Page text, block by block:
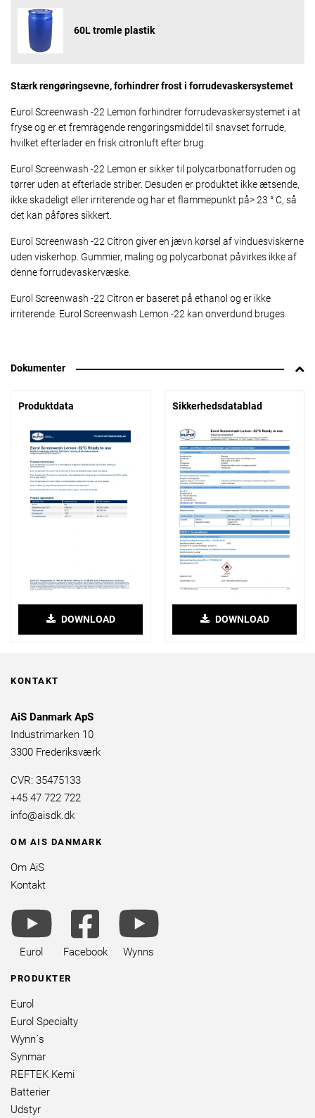
60L tromle plastik
Stærk rengøringsevne, forhindrer frost i forrudevaskersystemet
Eurol Screenwash -22 Lemon forhindrer forrudevaskersystemet i at
fryse og er et fremragende rengøringsmiddel til snavset forrude,
hvilket efterlader en frisk citronluft efter brug.
Eurol Screenwash -22 Lemon er sikker til polycarbonatforruden og
tørrer uden at efterlade striber. Desuden er produktet ikke ætsende,
ikke skadeligt eller irriterende og har et flammepunkt på> 23 ° C, så
det kan påføres sikkert.
Eurol Screenwash -22 Citron giver en jævn kørsel af vinduesviskerne
uden viskerhop. Gummier, maling og polycarbonat påvirkes ikke af
denne forrudevaskervæske.
Eurol Screenwash -22 Citron er baseret på ethanol og er ikke
irriterende. Eurol Screenwash Lemon -22 kan onverdund bruges.
Dokumenter
Produktdata
DOWNLOAD
Sikkerhedsdatablad
DOWNLOAD
KONTAKT
AiS Danmark ApS
Industrimarken 10
3300 Frederiksværk
CVR: 35475133
+45 47 722 722
info@aisdk.dk
OM AIS DANMARK
Om AiS
Kontakt
youtube
brands
Eurol
facebook
square
brands
Facebook
Wynns
PRODUKTER
Eurol
Eurol Specialty
Wynn´s
Synmar
REFTEK Kemi
Batterier
Udstyr